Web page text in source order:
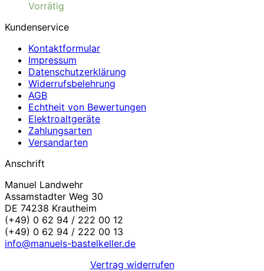
Vorrätig
Kundenservice
Kontaktformular
Impressum
Datenschutzerklärung
Widerrufsbelehrung
AGB
Echtheit von Bewertungen
Elektroaltgeräte
Zahlungsarten
Versandarten
Anschrift
Manuel Landwehr
Assamstadter Weg 30
DE 74238 Krautheim
(+49) 0 62 94 / 222 00 12
(+49) 0 62 94 / 222 00 13
info@manuels-bastelkeller.de
Vertrag widerrufen